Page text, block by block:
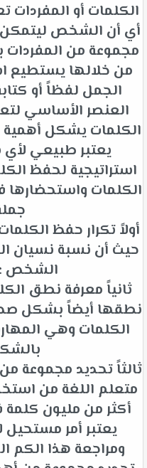
الكلمات أو المفردات
أي أن الشخص ليتمكن
مجموعة من المفردات
من خلالها يستطيع
الجمل لفظاً أو
العنصر الأساسي
الكلمات يشكل أهمية
يعتبر طبيعي
استراتيجية لحفظ
الكلمات واستحضارها
أولاً تكرار حفظ
حيث أن نسبة نسيان
الشخص
ثانياً معرفة نطق
نطقها أيضاً بشكل
الكلمات وهي
ثالثاً تحديد مجموعة
متعلم اللغة من
أكثر من مليون كلمة
يعتبر أمر
ومراجعة هذا الكم